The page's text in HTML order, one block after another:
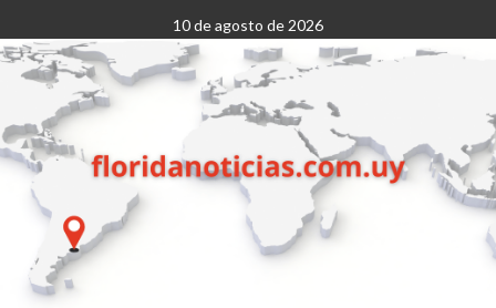
al
contenido
10 de agosto de 2026